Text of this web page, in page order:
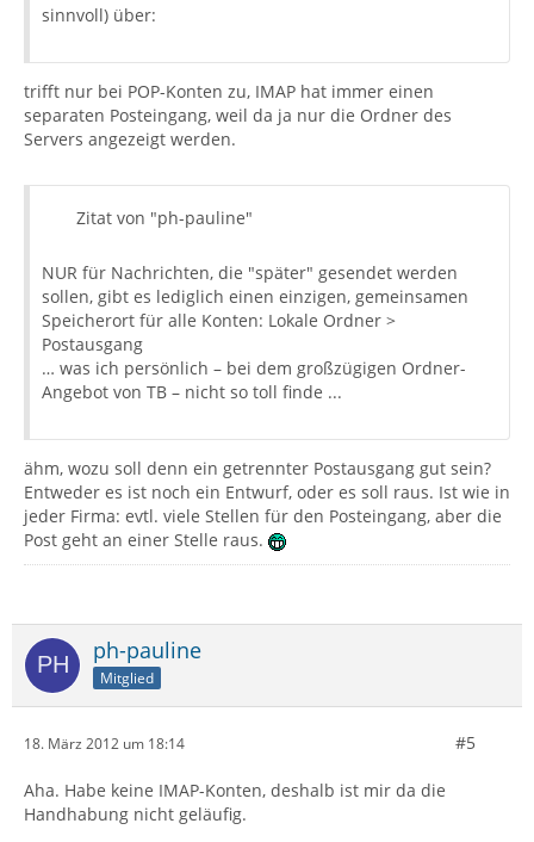
sinnvoll) über:
trifft nur bei POP-Konten zu, IMAP hat immer einen
separaten Posteingang, weil da ja nur die Ordner des
Servers angezeigt werden.
Zitat von "ph-pauline"
NUR für Nachrichten, die "später" gesendet werden
sollen, gibt es lediglich einen einzigen, gemeinsamen
Speicherort für alle Konten: Lokale Ordner >
Postausgang
… was ich persönlich – bei dem großzügigen Ordner-
Angebot von TB – nicht so toll finde ...
ähm, wozu soll denn ein getrennter Postausgang gut sein?
Entweder es ist noch ein Entwurf, oder es soll raus. Ist wie in
jeder Firma: evtl. viele Stellen für den Posteingang, aber die
Post geht an einer Stelle raus.
ph-pauline
Mitglied
18. März 2012 um 18:14 #5
Aha. Habe keine IMAP-Konten, deshalb ist mir da die
Handhabung nicht geläufig.